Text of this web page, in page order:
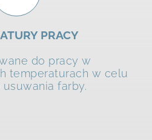
PRACY
do pracy w
temperaturach w celu
farby.